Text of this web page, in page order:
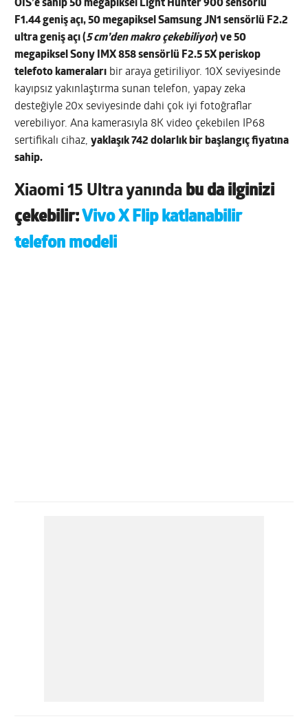
OIS’e sahip 50 megapiksel Light Hunter 900 sensörlü
F1.44 geniş açı, 50 megapiksel Samsung JN1 sensörlü F2.2
ultra geniş açı (5 cm’den makro çekebiliyor) ve 50
megapiksel Sony IMX 858 sensörlü F2.5 5X periskop
telefoto kameraları bir araya getiriliyor. 10X seviyesinde
kayıpsız yakınlaştırma sunan telefon, yapay zeka
desteğiyle 20x seviyesinde dahi çok iyi fotoğraflar
verebiliyor. Ana kamerasıyla 8K video çekebilen IP68
sertifikalı cihaz,yaklaşık 742 dolarlık bir başlangıç fiyatına
sahip.
Xiaomi 15 Ultra yanında bu da ilginizi
çekebilir: Vivo X Flip katlanabilir
telefon modeli